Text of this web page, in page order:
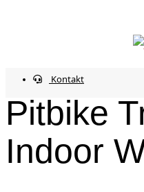
Kontakt
Pitbike
Indoor